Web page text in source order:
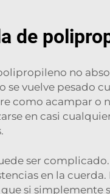
de
no
vuelve pesado
como acampar o
en casi
ser
en la
si simplemente